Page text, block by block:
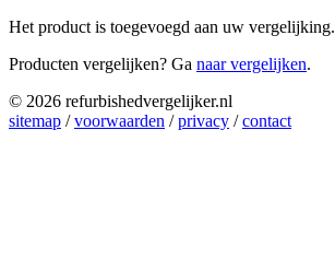
Het product is toegevoegd aan uw vergelijking.
Producten vergelijken? Ga naar vergelijken.
© 2026 refurbishedvergelijker.nl
sitemap /voorwaarden /privacy /contact